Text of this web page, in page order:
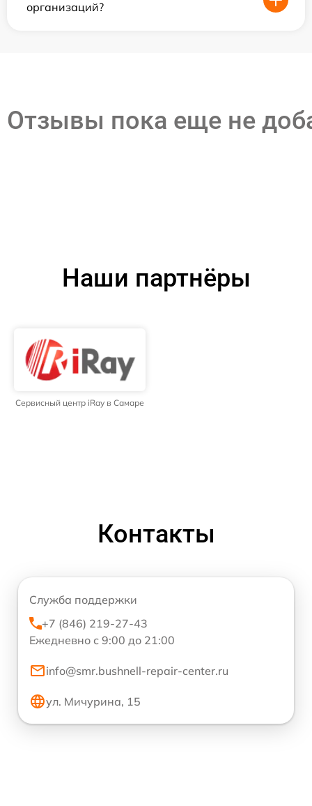
организаций?
Отзывы пока еще не
Наши партнёры
Сервисный центр iRay в Самаре
Контакты
Служба поддержки
+7 (846) 219-27-43
Ежедневно с 9:00 до 21:00
info@smr.bushnell-repair-center.ru
ул. Мичурина, 15